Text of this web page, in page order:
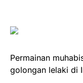
Permainan
golongan lelaki di